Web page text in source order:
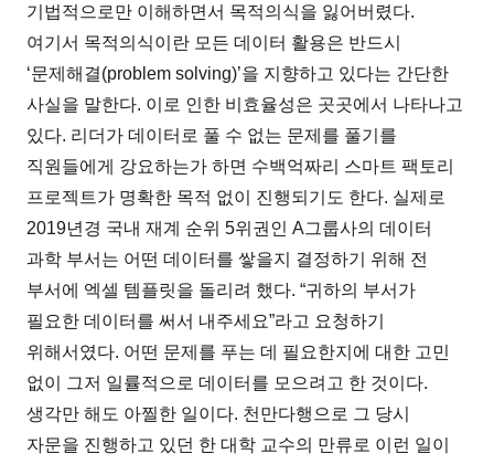
기법적으로만 이해하면서 목적의식을 잃어버렸다.
여기서 목적의식이란 모든 데이터 활용은 반드시
‘문제해결(problem solving)’을 지향하고 있다는 간단한
사실을 말한다. 이로 인한 비효율성은 곳곳에서 나타나고
있다. 리더가 데이터로 풀 수 없는 문제를 풀기를
직원들에게 강요하는가 하면 수백억짜리 스마트 팩토리
프로젝트가 명확한 목적 없이 진행되기도 한다. 실제로
2019년경 국내 재계 순위 5위권인 A그룹사의 데이터
과학 부서는 어떤 데이터를 쌓을지 결정하기 위해 전
부서에 엑셀 템플릿을 돌리려 했다. “귀하의 부서가
필요한 데이터를 써서 내주세요”라고 요청하기
위해서였다. 어떤 문제를 푸는 데 필요한지에 대한 고민
없이 그저 일률적으로 데이터를 모으려고 한 것이다.
생각만 해도 아찔한 일이다. 천만다행으로 그 당시
자문을 진행하고 있던 한 대학 교수의 만류로 이런 일이